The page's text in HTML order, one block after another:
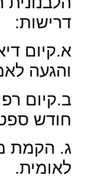
דרישות:
א.קיום
והגעה
ב.קיום
חודש
ג. הקמת
לאומית.